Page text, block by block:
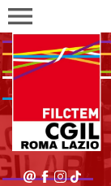
menu